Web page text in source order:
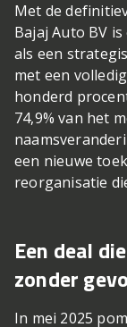
Met de
Bajaj Auto BV
als een
met een
honderd
74,9% van het
een nieuwe
reorganisatie
Een deal
zonder
In mei 2025